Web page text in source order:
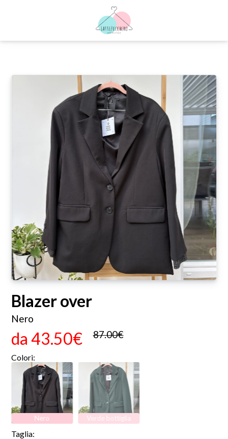
Blazer over
Nero
da43.50€ 87.00€
Colori:
Nero Verde bottiglia
Taglia: